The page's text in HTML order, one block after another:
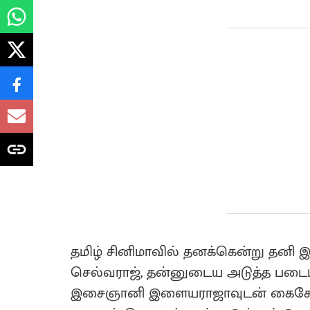
தமிழ் சினிமாவில் தனக்கென்று தனி
செல்வராஜ், தன்னுடைய அடுத்த
இசைஞானி இளையராஜாவுடன்